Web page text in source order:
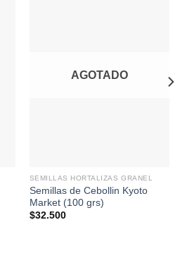
AGOTADO
SEMILLAS HORTALIZAS GRANEL
Semillas de Cebollin Kyoto
Market (100 grs)
$32.500